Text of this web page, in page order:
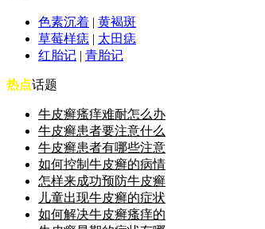
色素沉着 | 黄褐斑
草莓样痣 | 太田痣
红胎记 | 青胎记
热点话题
牛皮癣瘙痒难耐怎么办
牛皮癣患者要注意什么
牛皮癣患者有哪些注意
如何控制牛皮癣的病情
怎样来成功预防牛皮癣
儿童出现牛皮癣的症状
如何解决牛皮癣瘙痒的